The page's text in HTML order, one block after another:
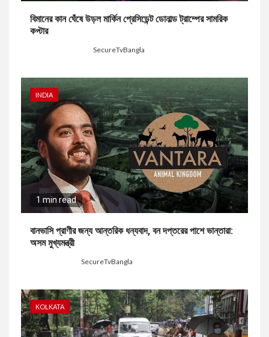
বিমানের কান ঘেঁষে উড়ল মার্কিন প্রেসিডেন্ট ডোনাল্ড ট্রাম্পের সামরিক
কপ্টার
SecureTvBangla
INDIA
1 min read
বানভাসি প্রাণীর জন্য আন্তরিক ধন্যবাদ, বন দপ্তরের পাশে ভান্তারা:
অসম মুখ্যমন্ত্রী
SecureTvBangla
KOLKATA